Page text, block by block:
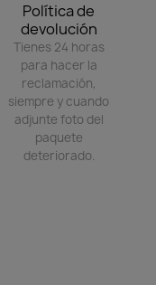
Política de
devolución
Tienes 24 horas
para hacer la
reclamación,
siempre y cuando
adjunte foto del
paquete
deteriorado.